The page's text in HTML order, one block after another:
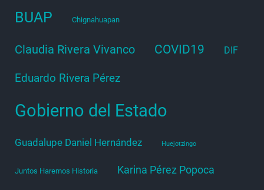
BUAP Chignahuapan
Claudia Rivera Vivanco COVID19 DIF
Eduardo Rivera Pérez
Gobierno del Estado
Guadalupe Daniel Hernández Huejotzingo
Juntos Haremos Historia Karina Pérez Popoca